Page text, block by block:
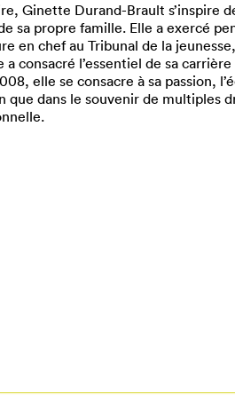
Ginette Durand-Brault s’inspire
sa propre famille. Elle a exercé
en chef au Tribunal de la
a consacré l’essentiel de sa
elle se consacre à sa passion,
que dans le souvenir de multiples
vos favoris,
créez votre profil